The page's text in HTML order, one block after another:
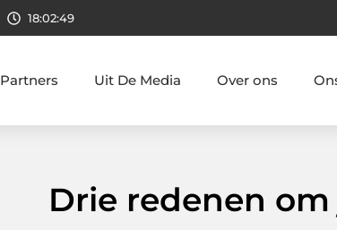
18:02:50
Partners Uit De Media Over ons
Drie redenen